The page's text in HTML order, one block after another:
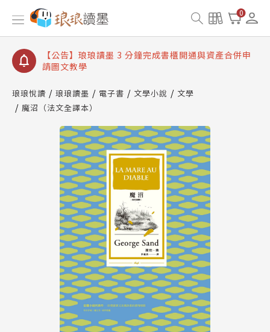
0
【公告】琅琅讀墨數位閱讀資產合併與書櫃開通申請
【公告】琅琅讀墨書櫃開通常見問題
【公告】琅琅讀墨 3 分鐘完成書櫃開通與資產合併申
請圖文教學
查詢
【公告】琅琅讀墨數位閱讀資產合併與書櫃開通申請
琅琅悅讀 琅琅讀墨 電子書 文學小說
文學
魔沼（法文全譯本）